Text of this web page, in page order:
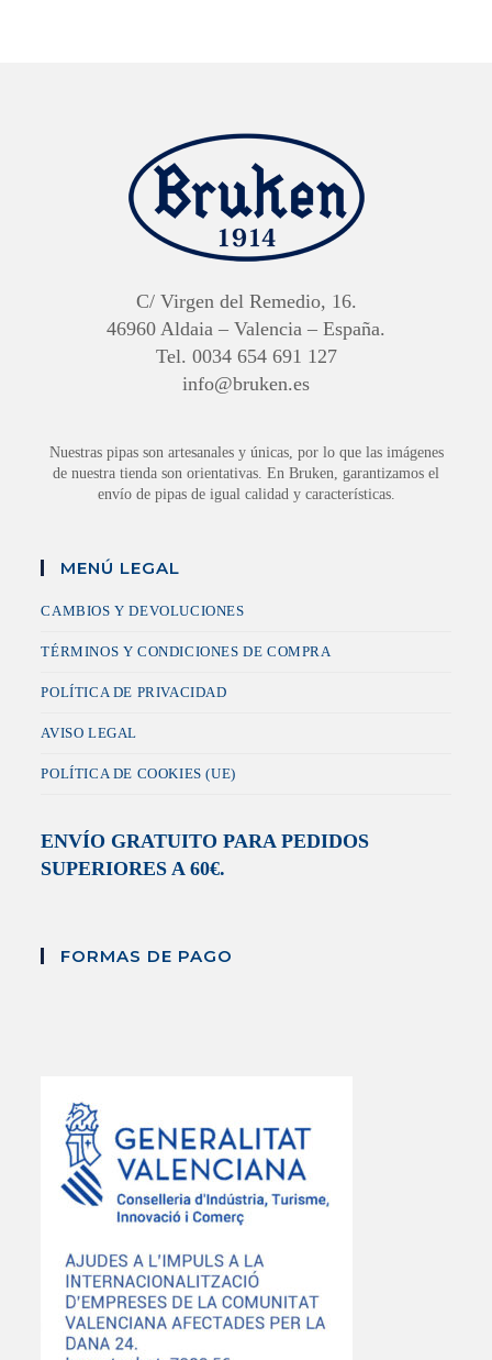
C/ Virgen del Remedio, 16.
46960 Aldaia – Valencia – España.
Tel. 0034 654 691 127
info@bruken.es
Nuestras pipas son artesanales y únicas, por lo que las imágenes
de nuestra tienda son orientativas. En Bruken, garantizamos el
envío de pipas de igual calidad y características.
MENÚ LEGAL
CAMBIOS Y DEVOLUCIONES
TÉRMINOS Y CONDICIONES DE COMPRA
POLÍTICA DE PRIVACIDAD
AVISO LEGAL
POLÍTICA DE COOKIES (UE)
ENVÍO GRATUITO PARA PEDIDOS
SUPERIORES A 60€.
FORMAS DE PAGO